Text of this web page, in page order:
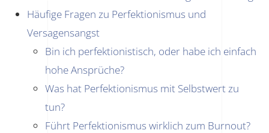
Häufige Fragen zu Perfektionismus und
Versagensangst
Bin ich perfektionistisch, oder habe ich einfach
hohe Ansprüche?
Was hat Perfektionismus mit Selbstwert zu
tun?
Führt Perfektionismus wirklich zum Burnout?